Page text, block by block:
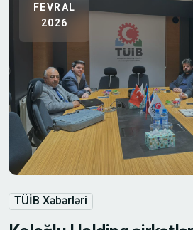
FEVRAL
2026
TÜİB Xəbərləri